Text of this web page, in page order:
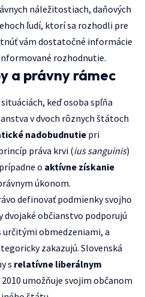
náležitostiach, daňových
ľudí, ktorí sa rozhodli pre
vám dostatočné informácie
rozhodnutie.
a právny rámec
keď osoba spľňa
v dvoch rôznych štátoch
nadobudnutie pri
práva krvi (ius sanguinis)
o aktívne získanie
úkonom.
definovať podmienky svojho
občianstvo podporujú
určitými obmedzeniami, a
zakazujú. Slovenská
s relatívne liberálnym
umožňuje svojim občanom